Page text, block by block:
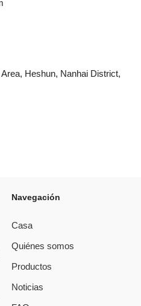
Heshun, Nanhai District,
Navegación
Casa
Quiénes somos
Productos
Noticias